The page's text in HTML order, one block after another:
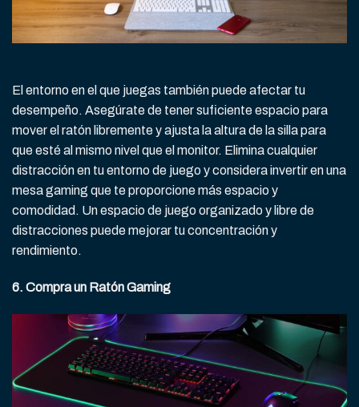
El entorno en el que juegas también puede afectar tu
desempeño. Asegúrate de tener suficiente espacio para
mover el ratón libremente y ajusta la altura de la silla para
que esté al mismo nivel que el monitor. Elimina cualquier
distracción en tu entorno de juego y considera invertir en una
mesa gaming que te proporcione más espacio y
comodidad. Un espacio de juego organizado y libre de
distracciones puede mejorar tu concentración y
rendimiento.
6. Compra un Ratón Gaming